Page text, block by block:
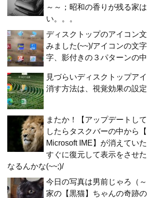
～～；昭和の香りが残る家
い。。。
ディスクトップのアイコン
みました(~~)/アイコンの文
字、影付きの３パターンの
見づらいディスクトップア
消す方法は、視覚効果の設
またか！【アップデートし
したらタスクバーの中から
Microsoft IME】が消えてい
すぐに復元して表示をさせ
なるんかな(~~;)/
今日の写真は男前じゃろ（
家の【黒猫】ちゃんの奇跡